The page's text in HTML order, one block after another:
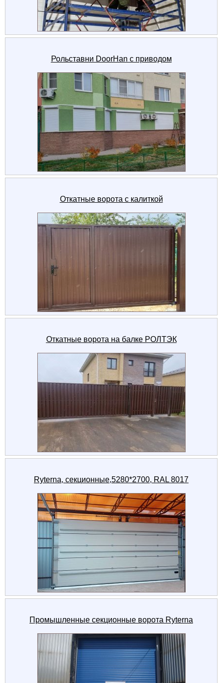
Рольставни DoorHan с приводом
Откатные ворота с калиткой
Откатные ворота на балке РОЛТЭК
Ryterna, секционные,5280*2700, RAL 8017
Промышленные секционные ворота Ryterna